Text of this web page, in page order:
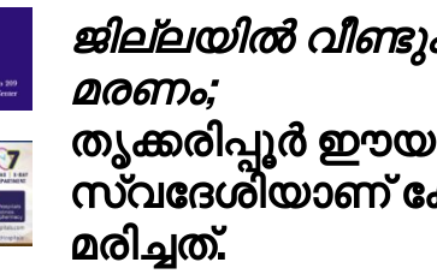
ജില്ലയിൽ
മരണം;
തൃക്കരിപ്പൂർ
സ്വദേശിയാണ്
മരിച്ചത്.